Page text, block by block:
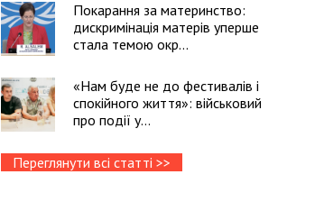
Покарання за материнство:
дискримінація матерів уперше
стала темою окр...
«Нам буде не до фестивалів і
спокійного життя»: військовий
про події у...
Переглянути всі статті >>